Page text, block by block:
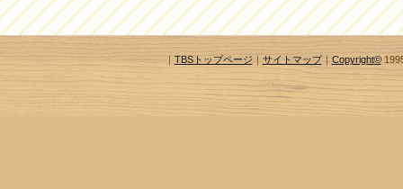
｜ TBSトップページ ｜ サイトマップ｜ Copyright©